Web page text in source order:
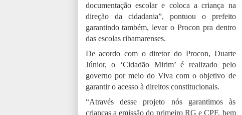
documentação escolar e coloca a criança na
direção da cidadania”, pontuou o prefeito
garantindo também, levar o Procon pra dentro
das escolas ribamarenses.
De acordo com o diretor do Procon, Duarte
Júnior, o ‘Cidadão Mirim’ é realizado pelo
governo por meio do Viva com o objetivo de
garantir o acesso à direitos constitucionais.
“Através desse projeto nós garantimos às
crianças a emissão do primeiro RG e CPF, bem